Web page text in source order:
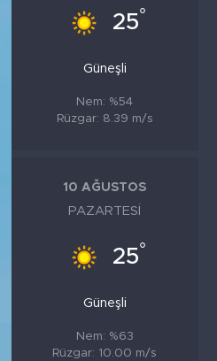
25°
Güneşli
Nem: %54
Rüzgar: 8.39 m/s
10 AĞUSTOS
PAZARTESI
25°
Güneşli
Nem: %63
Rüzgar: 10.00 m/s